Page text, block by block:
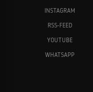
INSTAGRAM
RSS-FEED
YOUTUBE
WHATSAPP